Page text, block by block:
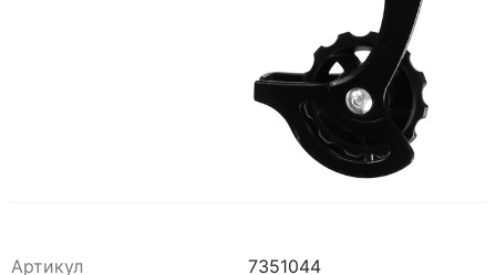
Артикул
7351044